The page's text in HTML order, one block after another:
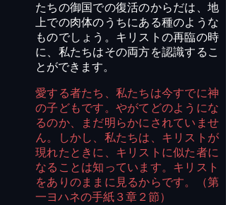
たちの御国での復活のからだは、地
上での肉体のうちにある種のような
ものでしょう。キリストの再臨の時
に、私たちはその両方を認識するこ
とができます。
愛する者たち、私たちは今すでに神
の子どもです。やがてどのようにな
るのか、まだ明らかにされていませ
ん。しかし、私たちは、キリストが
現れたときに、キリストに似た者に
なることは知っています。キリスト
をありのままに見るからです。（第
一ヨハネの手紙３章２節）